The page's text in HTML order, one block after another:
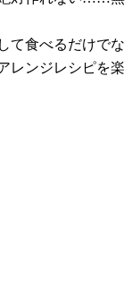
て食べるだけでな
レンジレシピを楽